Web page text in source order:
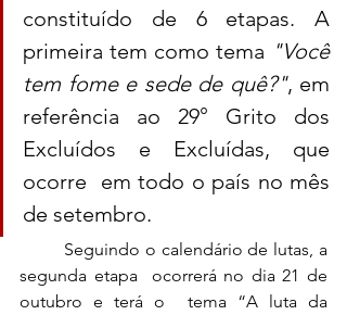
constituído de 6 etapas. A
primeira tem como tema "Você
tem fome e sede de quê?", em
referência ao 29° Grito dos
Excluídos e Excluídas, que
ocorre  em todo o país no mês
de setembro.
segunda etapa  ocorrerá no dia 21 de
outubro e terá o  tema “A luta da